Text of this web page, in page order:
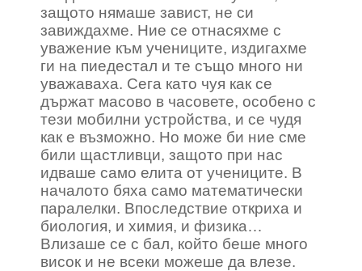
защото нямаше завист, не си
завиждахме. Ние се отнасяхме с
уважение към учениците, издигахме
ги на пиедестал и те също много ни
уважаваха. Сега като чуя как се
държат масово в часовете, особено с
тези мобилни устройства, и се чудя
как е възможно. Но може би ние сме
били щастливци, защото при нас
идваше само елита от учениците. В
началото бяха само математически
паралелки. Впоследствие откриха и
биология, и химия, и физика…
Влизаше се с бал, който беше много
висок и не всеки можеше да влезе.